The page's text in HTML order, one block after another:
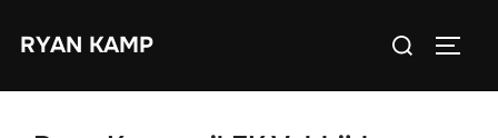
naarRYAN KAMP
Zoek